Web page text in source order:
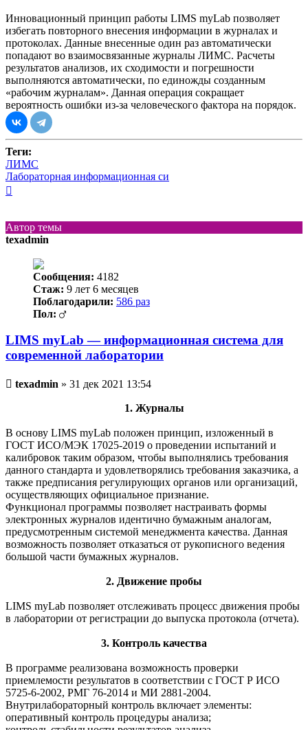
Инновационный принцип работы LIMS myLab позволяет
избегать повторного внесения информации в журналах и
протоколах. Данные внесенные один раз автоматически
попадают во взаимосвязанные журналы ЛИМС. Расчеты
результатов анализов, их сходимости и погрешности
выполняются автоматически, по единожды созданным
«рабочим журналам». Данная операция сокращает
вероятность ошибки из-за человеческого фактора на порядок.
Теги:
ЛИМС
Лабораторная информационная си
Автор темы
texadmin
Сообщения: 4182
Стаж: 9 лет 6 месяцев
Поблагодарили: 586 раз
Пол:
LIMS myLab — информационная система для
современной лаборатории
Непрочитанное
texadmin » 31 дек 2021 13:54
1. Журналы
В основу LIMS myLab положен принцип, изложенный в
ГОСТ ИСО/МЭК 17025-2019 о проведении испытаний и
калибровок таким образом, чтобы выполнялись требования
данного стандарта и удовлетворялись требования заказчика, а
также предписания регулирующих органов или организаций,
осуществляющих официальное признание.
Функционал программы позволяет настраивать формы
электронных журналов идентично бумажным аналогам,
предусмотренным системой менеджмента качества. Данная
возможность позволяет отказаться от рукописного ведения
большой части бумажных журналов.
2. Движение пробы
LIMS myLab позволяет отслеживать процесс движения пробы
в лаборатории от регистрации до выпуска протокола (отчета).
3. Контроль качества
В программе реализована возможность проверки
приемлемости результатов в соответствии с ГОСТ Р ИСО
5725-6-2002, РМГ 76-2014 и МИ 2881-2004.
Внутрилабораторный контроль включает элементы:
оперативный контроль процедуры анализа;